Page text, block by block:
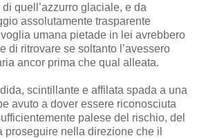
quell’azzurro glaciale, e da
assolutamente trasparente
umana pietade in lei avrebbero
di ritrovare se soltanto l’avessero
ancor prima che qual alleata.
scintillante e affilata spada a una
avuto a dover essere riconosciuta
palese del rischio, del
proseguire nella direzione che il